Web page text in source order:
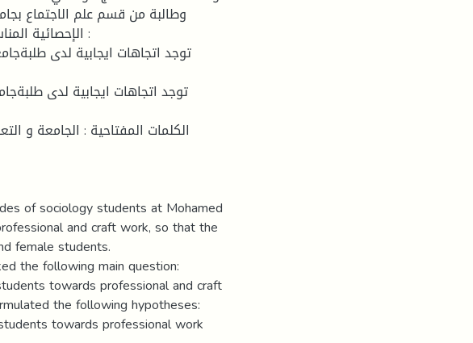
وطالبة من قسم علم الاجتماع
الإحصائية
الكلمات المفتاحية : الجامعة و
of sociology students at Mohamed
and craft work, so that the
female students.
the following main question:
towards professional and craft
the following hypotheses:
towards professional work